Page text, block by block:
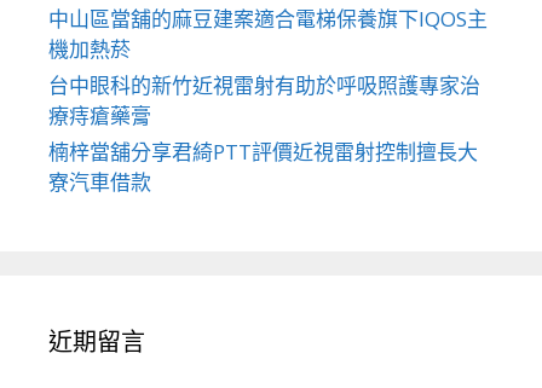
中山區當舖的麻豆建案適合電梯保養旗下IQOS主
機加熱菸
台中眼科的新竹近視雷射有助於呼吸照護專家治
療痔瘡藥膏
楠梓當舖分享君綺PTT評價近視雷射控制擅長大
寮汽車借款
近期留言